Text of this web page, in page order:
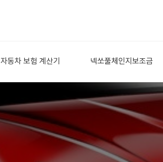
자동차 보험 계산기 넥쏘풀체인지보조금